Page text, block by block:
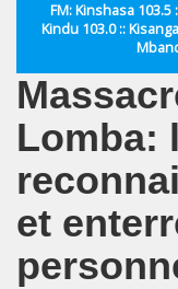
FM: Kinshasa 103.5
Kindu 103.0 ::
Lomba:
et